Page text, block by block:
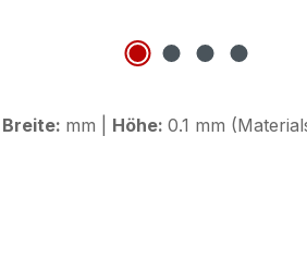
Breite: mm | Höhe: 0.1 mm